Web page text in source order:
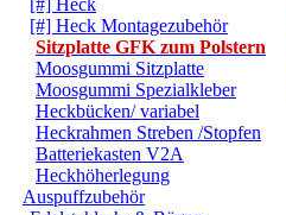
[#] Heck
[#] Heck Montagezubehör
Sitzplatte GFK zum Polstern
Moosgummi Sitzplatte
Moosgummi Spezialkleber
Heckbücken/ variabel
Heckrahmen Streben /Stopfen
Batteriekasten V2A
Heckhöherlegung
Auspuffzubehör